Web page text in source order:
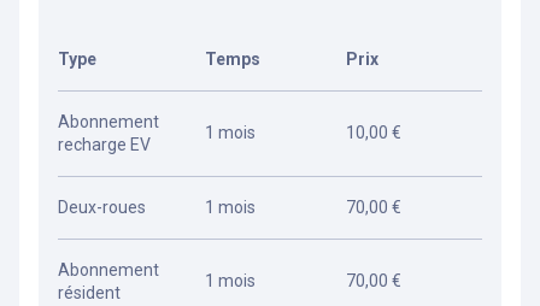
Type Temps Prix
Abonnement
recharge EV
1 mois 10,00 €
Deux-roues 1 mois 70,00 €
Abonnement
résident
1 mois 70,00 €